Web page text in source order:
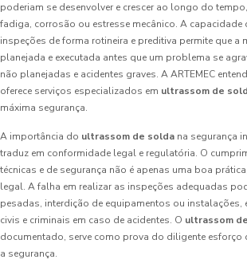
poderiam se desenvolver e crescer ao longo do
fadiga, corrosão ou estresse mecânico. A capacidade
inspeções de forma rotineira e preditiva permite que a
planejada e executada antes que um problema se
não planejadas e acidentes graves. A ARTEMEC
oferece serviços especializados em ultrassom de
máxima segurança.
A importância do ultrassom de solda na segurança
traduz em conformidade legal e regulatória. O
técnicas e de segurança não é apenas uma boa
legal. A falha em realizar as inspeções adequadas
pesadas, interdição de equipamentos ou instalações,
civis e criminais em caso de acidentes. O ultrassom
documentado, serve como prova do diligente esforço
a segurança.